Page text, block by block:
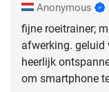
Anonymous
fijne roeitrainer;
afwerking. geluid
heerlijk
om smartphone